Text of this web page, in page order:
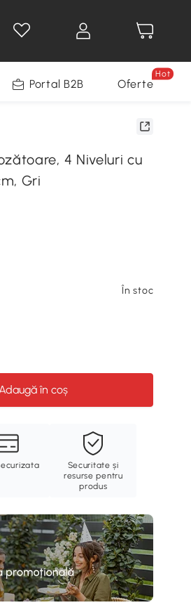
Decoratiuni Sarbatori
Portal B2B Oferte
Hot
4 Niveluri cu
Gri
În stoc
în coș
Securitate și
resurse pentru
produs